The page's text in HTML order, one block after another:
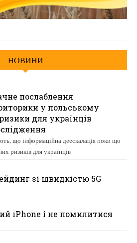
НОВИНИ
послаблення
у польському
для українців
що інформаційна деескалація поки що
ризиків для українців
зі швидкістю 5G
iPhone і не помилитися